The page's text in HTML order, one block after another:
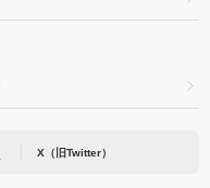
X（旧Twitter）